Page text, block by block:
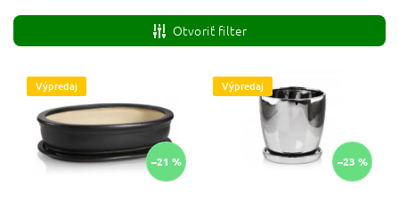
Najlacnejšie
Najdrahšie
Abecedne
Otvoriť filter
Výpredaj
–21 %
Výpredaj
–23 %